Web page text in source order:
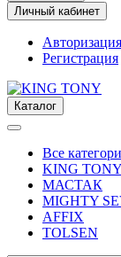
Личный кабинет
Авторизация
Регистрация
Каталог
Все
KING TONY
МАСТАК
MIGHTY
AFFIX
TOLSEN